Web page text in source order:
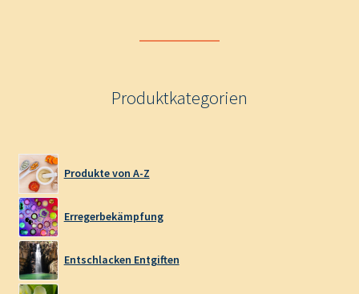
Produktkategorien
Produkte von A-Z
Erregerbekämpfung
Entschlacken Entgiften